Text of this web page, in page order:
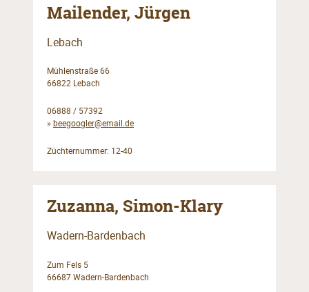
Mailender, Jürgen
Lebach
Mühlenstraße 66
66822 Lebach
06888 / 57392
» beegoogler@email.de
Züchternummer: 12-40
Zuzanna, Simon-Klary
Wadern-Bardenbach
Zum Fels 5
66687 Wadern-Bardenbach